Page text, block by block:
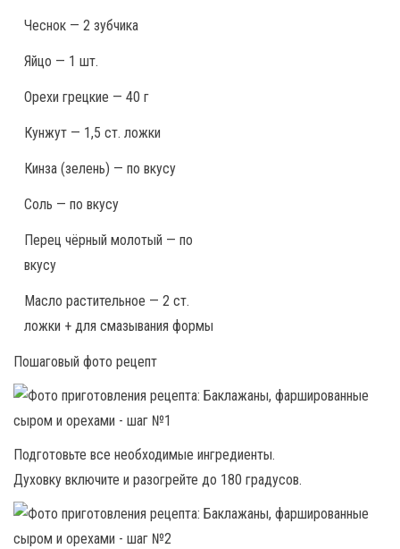
Чеснок — 2 зубчика
Яйцо — 1 шт.
Орехи грецкие — 40 г
Кунжут — 1,5 ст. ложки
Кинза (зелень) — по вкусу
Соль — по вкусу
Перец чёрный молотый — по
вкусу
Масло растительное — 2 ст.
ложки + для смазывания формы
Пошаговый фото рецепт
Подготовьте все необходимые ингредиенты.
Духовку включите и разогрейте до 180 градусов.